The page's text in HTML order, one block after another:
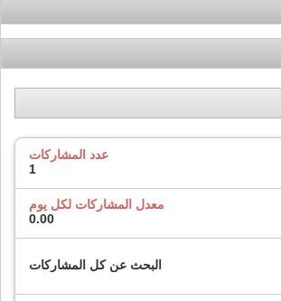
عدد المشاركات
1
معدل المشاركات لكل يوم
0.00
البحث عن كل المشاركات